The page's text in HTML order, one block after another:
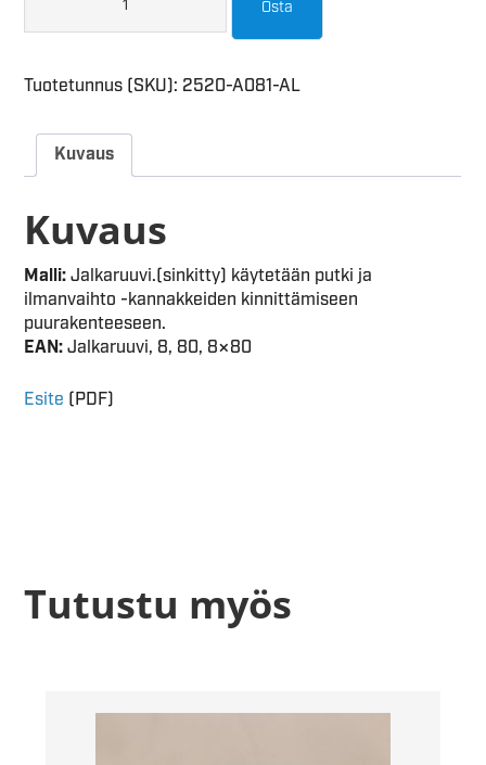
Osta
Tuotetunnus (SKU): 2520-A081-AL
Kuvaus
Kuvaus
Malli:Jalkaruuvi.(sinkitty) käytetään putki ja
ilmanvaihto -kannakkeiden kinnittämiseen
puurakenteeseen.
EAN:Jalkaruuvi, 8, 80, 8×80
Esite (PDF)
Tutustu myös